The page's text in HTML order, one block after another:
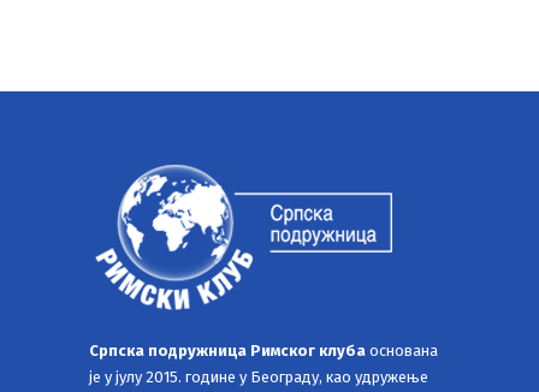
Српска подружница Римског клуба основана
је у јулу 2015. године у Београду, као удружење